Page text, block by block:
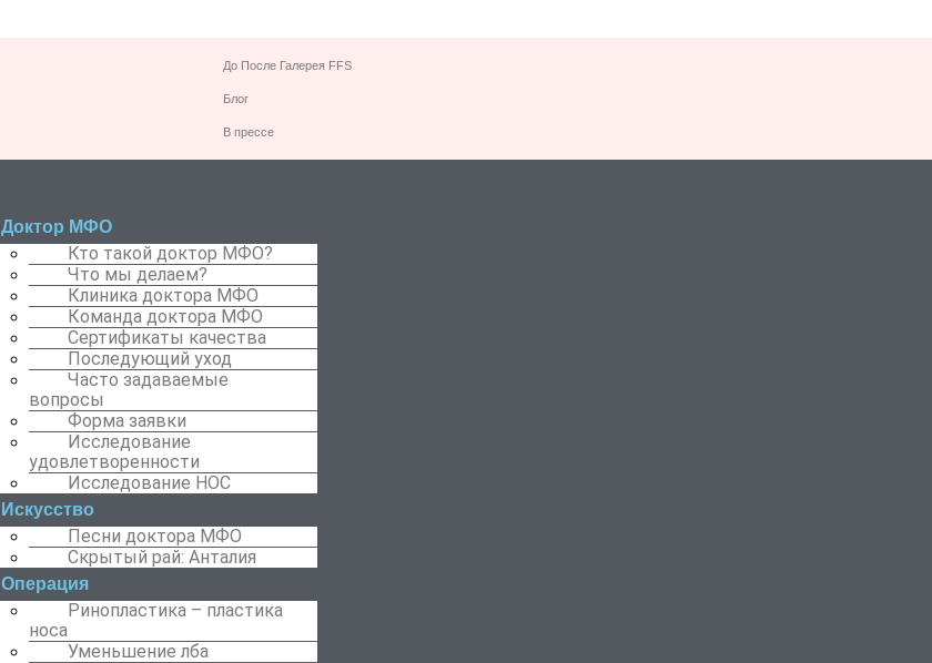
До После Галерея FFS
Блог
В прессе
Доктор МФО
Кто такой доктор МФО?
Что мы делаем?
Клиника доктора МФО
Команда доктора МФО
Сертификаты качества
Последующий уход
Часто задаваемые
вопросы
Форма заявки
Исследование
удовлетворенности
Исследование НОС
Искусство
Песни доктора МФО
Скрытый рай: Анталия
Операция
Ринопластика – пластика
носа
Уменьшение лба